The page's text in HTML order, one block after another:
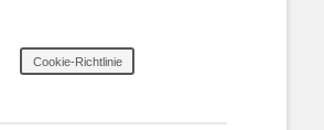
Cookie-Richtlinie